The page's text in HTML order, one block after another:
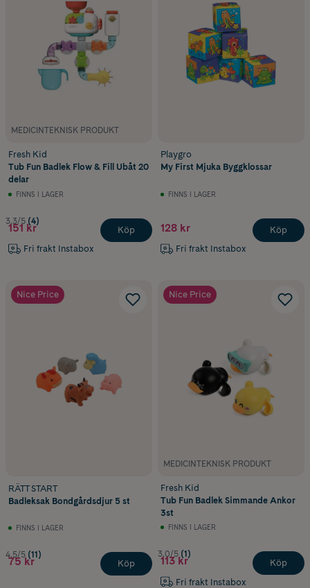
MEDICINTEKNISK PRODUKT
Fresh Kid
Tub Fun Badlek Flow & Fill Ubåt 20
delar
FINNS I LAGER
3.3/5 (4)
151 kr
Fri frakt Instabox
Köp
Playgro
My First Mjuka Byggklossar
FINNS I LAGER
128 kr
Fri frakt Instabox
Köp
Nice Price
RÄTT START
Badleksak Bondgårdsdjur 5 st
FINNS I LAGER
4.5/5 (11)
75 kr Köp
Nice Price
MEDICINTEKNISK PRODUKT
Fresh Kid
Tub Fun Badlek Simmande Ankor
3st
FINNS I LAGER
3.0/5 (1)
113 kr
Fri frakt Instabox
Köp